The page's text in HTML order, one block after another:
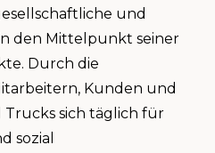
und
den Mittelpunkt seiner
Durch die
Kunden und
sich täglich für
sozial